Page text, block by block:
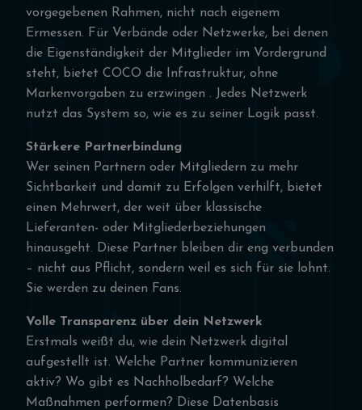
vorgegebenen Rahmen, nicht nach eigenem
Ermessen. Für Verbände oder Netzwerke, bei denen
die Eigenständigkeit der Mitglieder im Vordergrund
steht, bietet COCO die Infrastruktur, ohne
Markenvorgaben zu erzwingen . Jedes Netzwerk
nutzt das System so, wie es zu seiner Logik passt.
Stärkere Partnerbindung
Wer seinen Partnern oder Mitgliedern zu mehr
Sichtbarkeit und damit zu Erfolgen verhilft, bietet
einen Mehrwert, der weit über klassische
Lieferanten- oder Mitgliederbeziehungen
hinausgeht. Diese Partner bleiben dir eng verbunden
– nicht aus Pflicht, sondern weil es sich für sie lohnt.
Sie werden zu deinen Fans.
Volle Transparenz über dein Netzwerk
Erstmals weißt du, wie dein Netzwerk digital
aufgestellt ist. Welche Partner kommunizieren
aktiv? Wo gibt es Nachholbedarf? Welche
Maßnahmen performen? Diese Datenbasis